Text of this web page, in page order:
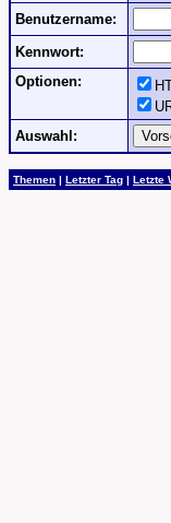
Benutzername:
Kennwort:
Optionen:
Auswahl:
Themen | Letzter Tag | Letzte